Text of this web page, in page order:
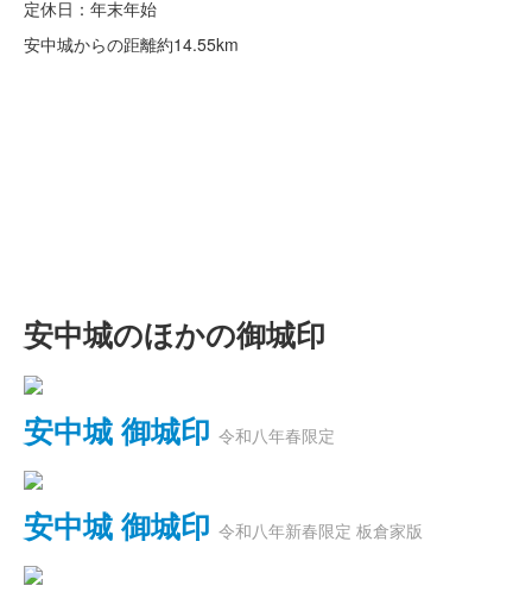
定休日：年末年始
安中城からの距離約14.55km
安中城のほかの御城印
安中城 御城印 令和八年春限定
安中城 御城印 令和八年新春限定 板倉家版